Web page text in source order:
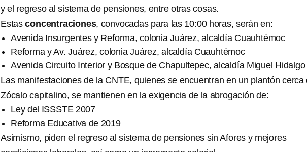
y el regreso al sistema de pensiones, entre otras cosas.
Estasconcentraciones, convocadas para las 10:00 horas, serán en:
Avenida Insurgentes y Reforma, colonia Juárez, alcaldía Cuauhtémoc
Reforma y Av. Juárez, colonia Juárez, alcaldía Cuauhtémoc
Avenida Circuito Interior y Bosque de Chapultepec, alcaldía Miguel Hidalgo
Las manifestaciones de la CNTE, quienes se encuentran en un plantón cerca
Zócalo capitalino, se mantienen en la exigencia de la abrogación de:
Ley del ISSSTE 2007
Reforma Educativa de 2019
Asimismo, piden el regreso al sistema de pensiones sin Afores y mejores